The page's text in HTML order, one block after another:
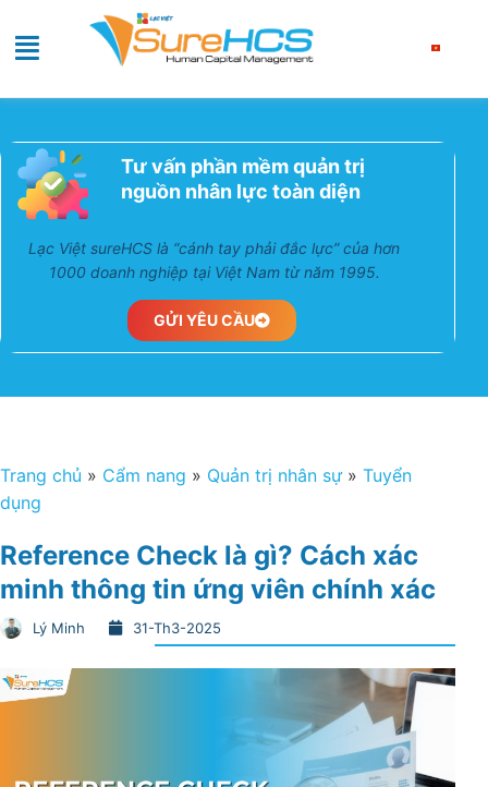
Tư vấn phần mềm quản trị
nguồn nhân lực toàn diện
Lạc Việt sureHCS là “cánh tay phải đắc lực” của hơn
1000 doanh nghiệp tại Việt Nam từ năm 1995.
GỬI YÊU CẦU
Trang chủ » Cẩm nang » Quản trị nhân sự» Tuyển
dụng
Reference Check là gì? Cách xác
minh thông tin ứng viên chính xác
Lý Minh 31-Th3-2025